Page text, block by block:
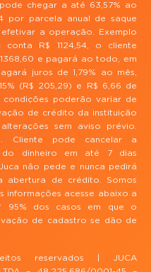
chegar a até 63,57% ao
por parcela anual de saque
a operação. Exemplo
R$ 1124,54, o cliente
e pagará ao todo, em
juros de 1,79% ao mês,
(R$ 205,29) e R$ 6,66 de
poderão variar de
de crédito da instituição
sem aviso prévio.
Cliente pode cancelar a
do dinheiro em até 7 dias
não pede e nunca pedirá
abertura de crédito. Somos
informações acesse abaixo a
95% dos casos em que o
de cadastro se dão de
reservados | JUCA